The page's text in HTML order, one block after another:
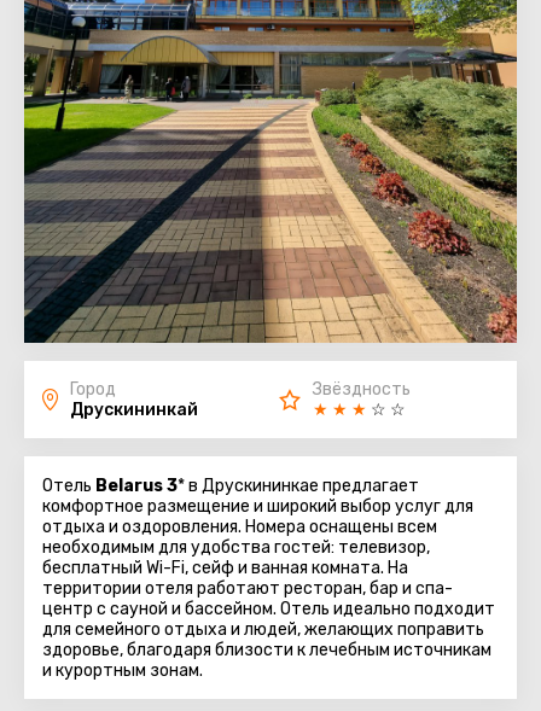
Город
Друскининкай
Звёздность
★ ★ ★ ☆ ☆
Отель Belarus 3* в Друскининкае предлагает
комфортное размещение и широкий выбор услуг для
отдыха и оздоровления. Номера оснащены всем
необходимым для удобства гостей: телевизор,
бесплатный Wi-Fi, сейф и ванная комната. На
территории отеля работают ресторан, бар и спа-
центр с сауной и бассейном. Отель идеально подходит
для семейного отдыха и людей, желающих поправить
здоровье, благодаря близости к лечебным источникам
и курортным зонам.